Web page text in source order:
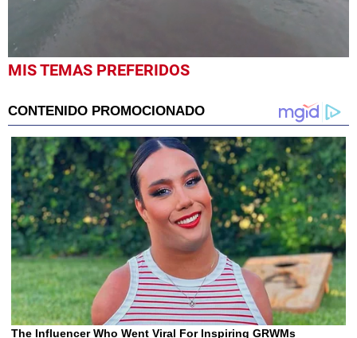
0
seconds
seconds
MIS TEMAS PREFERIDOS